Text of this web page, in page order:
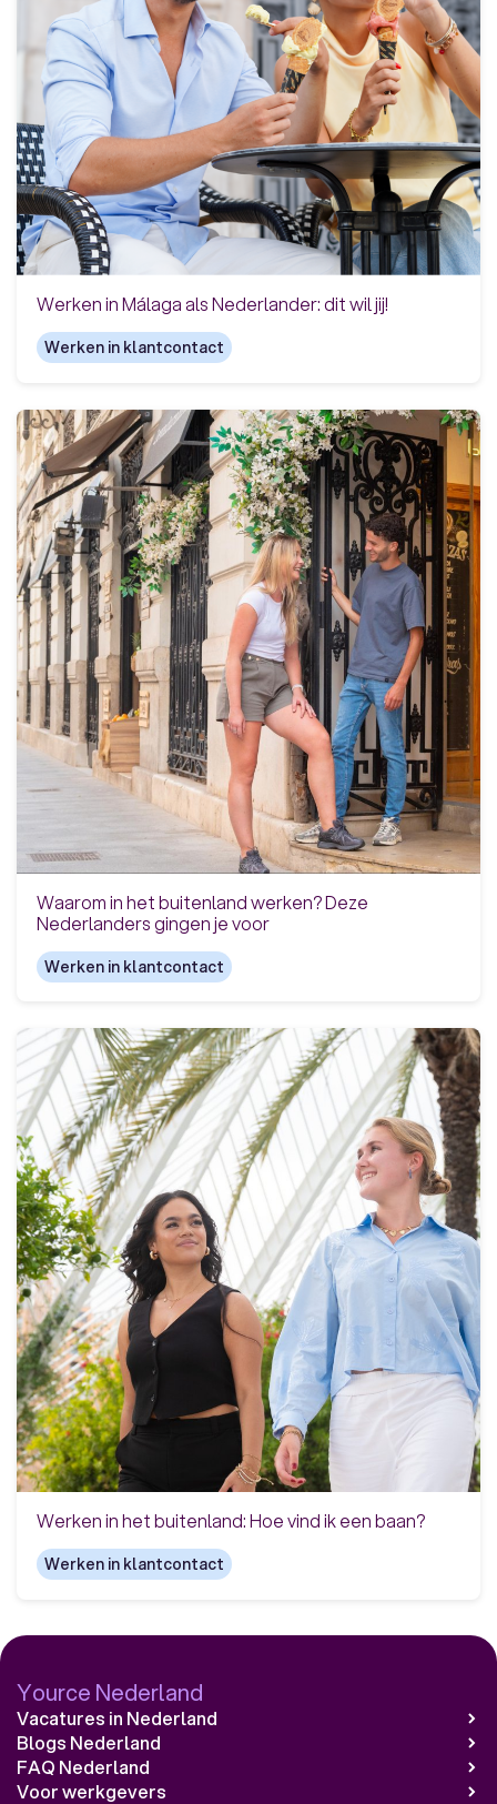
Werken in Málaga als Nederlander: dit wil jij!
Werken in klantcontact
Waarom in het buitenland werken? Deze
Nederlanders gingen je voor
Werken in klantcontact
Werken in het buitenland: Hoe vind ik een baan?
Werken in klantcontact
Yource Nederland
Vacatures in Nederland
Blogs Nederland
FAQ Nederland
Voor werkgevers